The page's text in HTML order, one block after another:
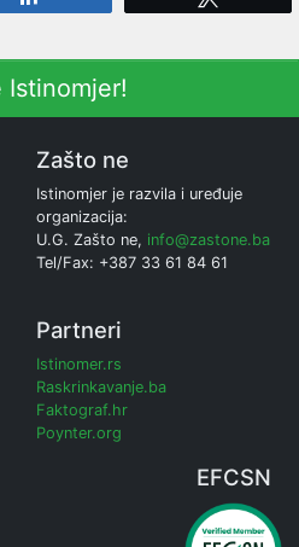
Istinomjer!
Zašto ne
Istinomjer je razvila i uređuje
organizacija:
U.G. Zašto ne, info@zastone.ba
Tel/Fax: +387 33 61 84 61
Partneri
Istinomer.rs
Raskrinkavanje.ba
Faktograf.hr
Poynter.org
EFCSN